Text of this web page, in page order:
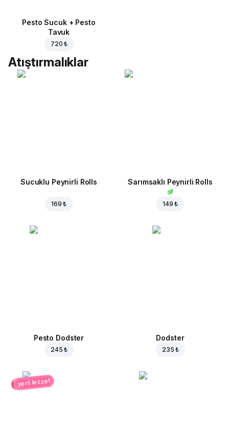
Pesto Sucuk + Pesto
Tavuk
720 ₺
Atıştırmalıklar
Sucuklu Peynirli Rolls
169 ₺
Sarımsaklı Peynirli Rolls
149 ₺
Pesto Dodster
245 ₺
Dodster
235 ₺
yerli lezzet